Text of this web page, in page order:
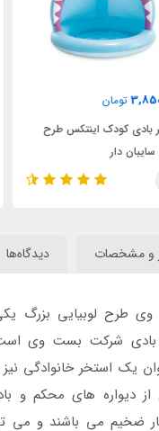
طرح
استخر بادی سه
اینتکس طرح جدید
و مشخصات دیدگاه‌ها
طرح لوبیایی بزرگ
بادی شرکت بست وی است
یک استخر خانوادگی
دیواره های محکم و
ضخیم می باشند و می